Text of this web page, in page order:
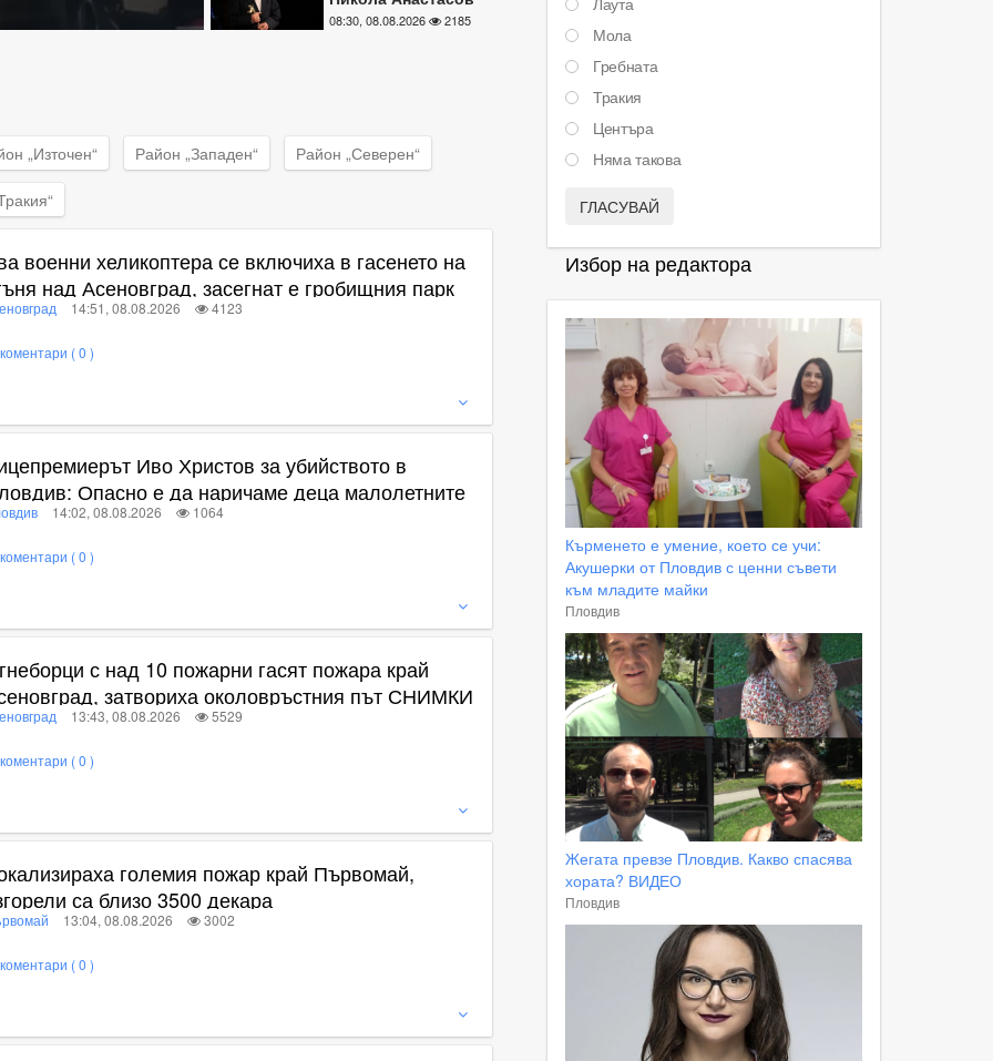
социалните мрежи
СНИМКИ
08:30, 08.08.2026 2185
„Източен“ Район „Западен“ Район „Северен“
военни хеликоптера се включиха в гасенето на
над Асеновград, засегнат е гробищния парк
14:51, 08.08.2026 4123
коментари ( 0 )
Иво Христов за убийството в
Опасно е да наричаме деца малолетните
14:02, 08.08.2026 1064
коментари ( 0 )
с над 10 пожарни гасят пожара край
затвориха околовръстния път СНИМКИ
13:43, 08.08.2026 5529
коментари ( 0 )
големия пожар край Първомай,
са близо 3500 декара
13:04, 08.08.2026 3002
коментари ( 0 )
Мола
Гребната
Тракия
Центъра
Няма такова
ГЛАСУВАЙ
Избор на редактора
Кърменето е умение, което се учи:
Акушерки от Пловдив с ценни съвети
към младите майки
Пловдив
Жегата превзе Пловдив. Какво спасява
хората? ВИДЕО
Пловдив